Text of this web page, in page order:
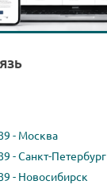
- Москва
- Санкт-Петербург
- Новосибирск